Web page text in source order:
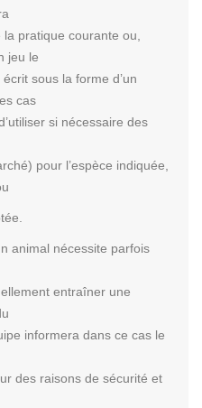
pratique courante ou,
jeu le
sous la forme d’un
cas
si nécessaire des
pour l’espèce indiquée,
animal nécessite parfois
entraîner une
informera dans ce cas le
des raisons de sécurité et